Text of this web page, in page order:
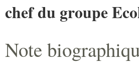
chef du groupe
Note